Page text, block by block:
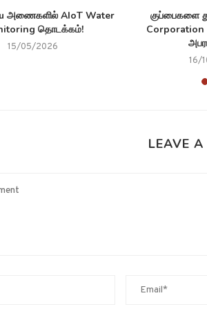
அணைகளில் AIoT Water
தொடக்கம்!
15/05/2026
குப்பைகளை
Corporation
16/
LEAVE